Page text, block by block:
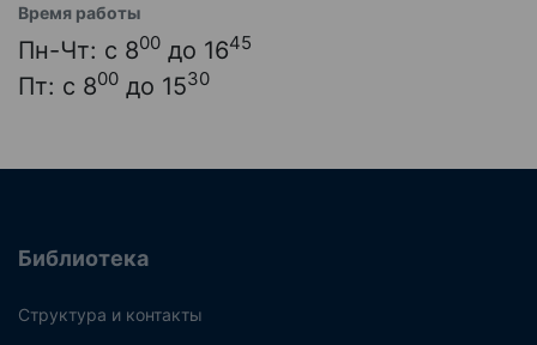
Время работы
Пн-Чт: с 800 до 1645
Пт: с 800 до 1530
Библиотека
Структура и контакты